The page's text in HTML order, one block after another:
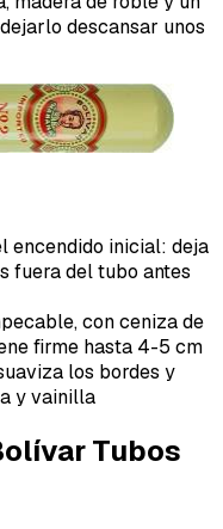
descansar unos
encendido inicial: deja
fuera del tubo antes
con ceniza de
firme hasta 4-5 cm
los bordes y
y vainilla
Tubos